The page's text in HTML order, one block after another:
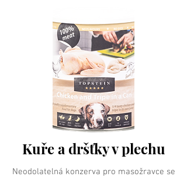
Kuře a dršťky v plechu
Neodolatelná konzerva pro masožravce se